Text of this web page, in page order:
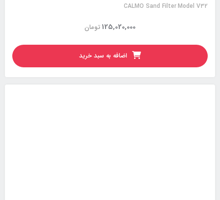
CALMO Sand Filter Model V32
تومان125,020,000
اضافه به سبد خرید